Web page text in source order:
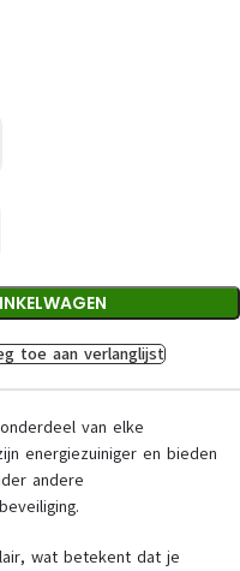
toe aan verlanglijst
van elke
energiezuiniger en bieden
andere
wat betekent dat je